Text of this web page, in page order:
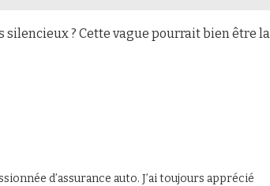
silencieux ? Cette vague pourrait bien être la
d’assurance auto. J’ai toujours apprécié